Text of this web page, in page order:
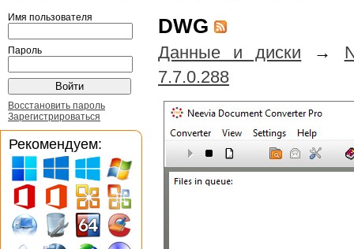
DWG
Данные и диски →
7.7.0.288
Имя пользователя
Пароль
Восстановить пароль
Зарегистрироваться
Рекомендуем: